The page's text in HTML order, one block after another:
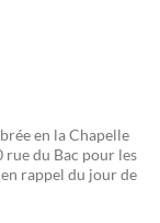
en la Chapelle
du Bac pour les
rappel du jour de